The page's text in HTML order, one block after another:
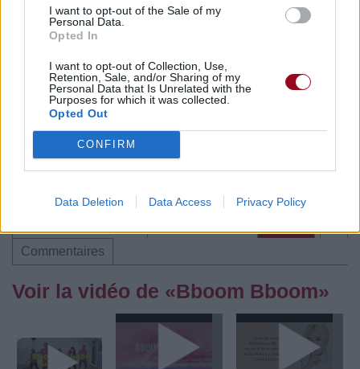
I want to opt-out of the Sale of my
Personal Data.
Opted In
I want to opt-out of Collection, Use,
Retention, Sale, and/or Sharing of my
Personal Data that Is Unrelated with the
Purposes for which it was collected.
Opted Out
CONFIRM
Data Deletion Data Access Privacy Policy
Pour prolonger le plaisir musical :
Vous aimez chanter, apprenez la guitare chez
Télécharger légalement les MP3 sur
Télécharger légalement les MP3 ou trouver le CD sur
Trouver des vinyles et des CD sur
Trouver un instrument de musique ou une partition au
meilleur prix sur
Commentaires
Voir la vidéo de «Bboom Bboom»